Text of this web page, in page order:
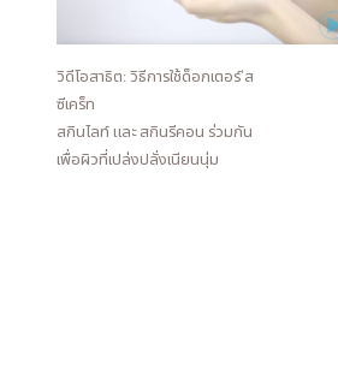
วิดีโอสาธิต: วิธีการใช้ด็อกเตอร์'ส
ซีเคร็ท
สกินไลท์ และ สกินรีคอน ร่วมกัน
เพื่อผิวที่เปล่งปลั่งเนียนนุ่ม